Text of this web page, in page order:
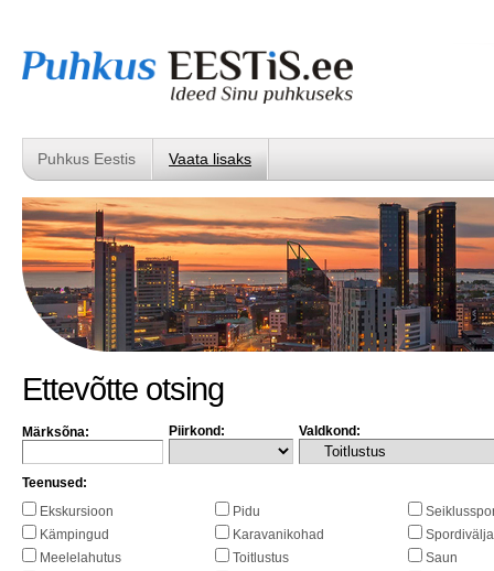
Puhkus Eestis Vaata lisaks
Ettevõtte otsing
Märksõna: Piirkond: Valdkond:
Teenused:
Ekskursioon
Pidu
Kämpingud
Karavanikohad
Meelelahutus
Toitlustus
Saun